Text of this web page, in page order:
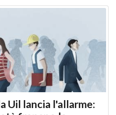
Uil lancia l'allarme: